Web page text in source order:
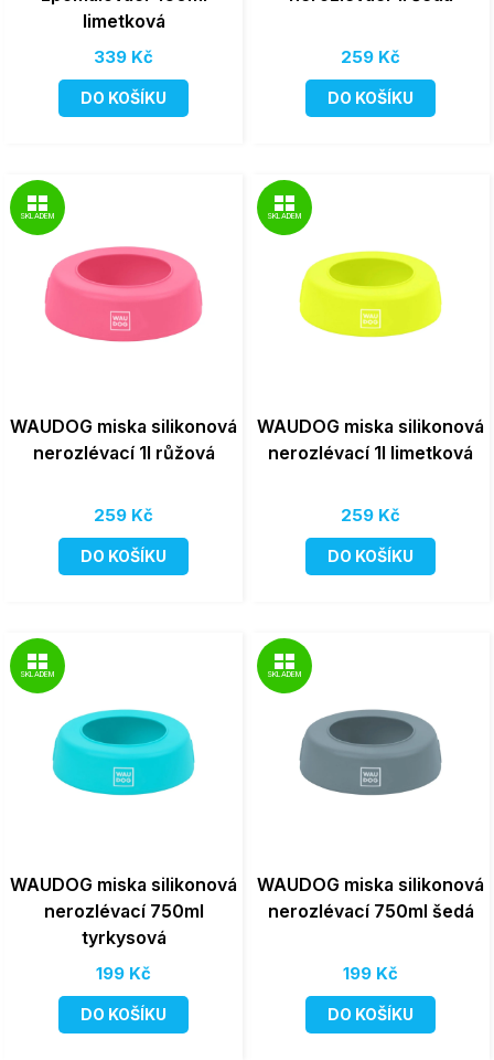
limetková
339 Kč
DO KOŠÍKU
259 Kč
DO KOŠÍKU
SKLADEM
WAUDOG miska silikonová
nerozlévací 1l růžová
259 Kč
DO KOŠÍKU
SKLADEM
WAUDOG miska silikonová
nerozlévací 1l limetková
259 Kč
DO KOŠÍKU
SKLADEM
WAUDOG miska silikonová
nerozlévací 750ml
tyrkysová
199 Kč
DO KOŠÍKU
SKLADEM
WAUDOG miska silikonová
nerozlévací 750ml šedá
199 Kč
DO KOŠÍKU